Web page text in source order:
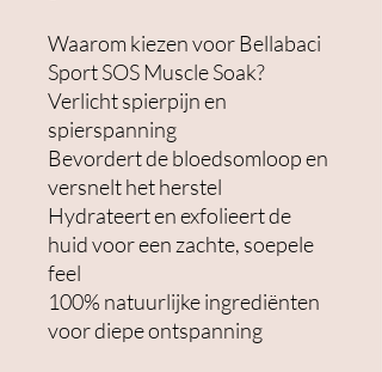
Waarom kiezen voor Bellabaci
Sport SOS Muscle Soak?
Verlicht spierpijn en
spierspanning
Bevordert de bloedsomloop en
versnelt het herstel
Hydrateert en exfolieert de
huid voor een zachte, soepele
feel
100% natuurlijke ingrediënten
voor diepe ontspanning